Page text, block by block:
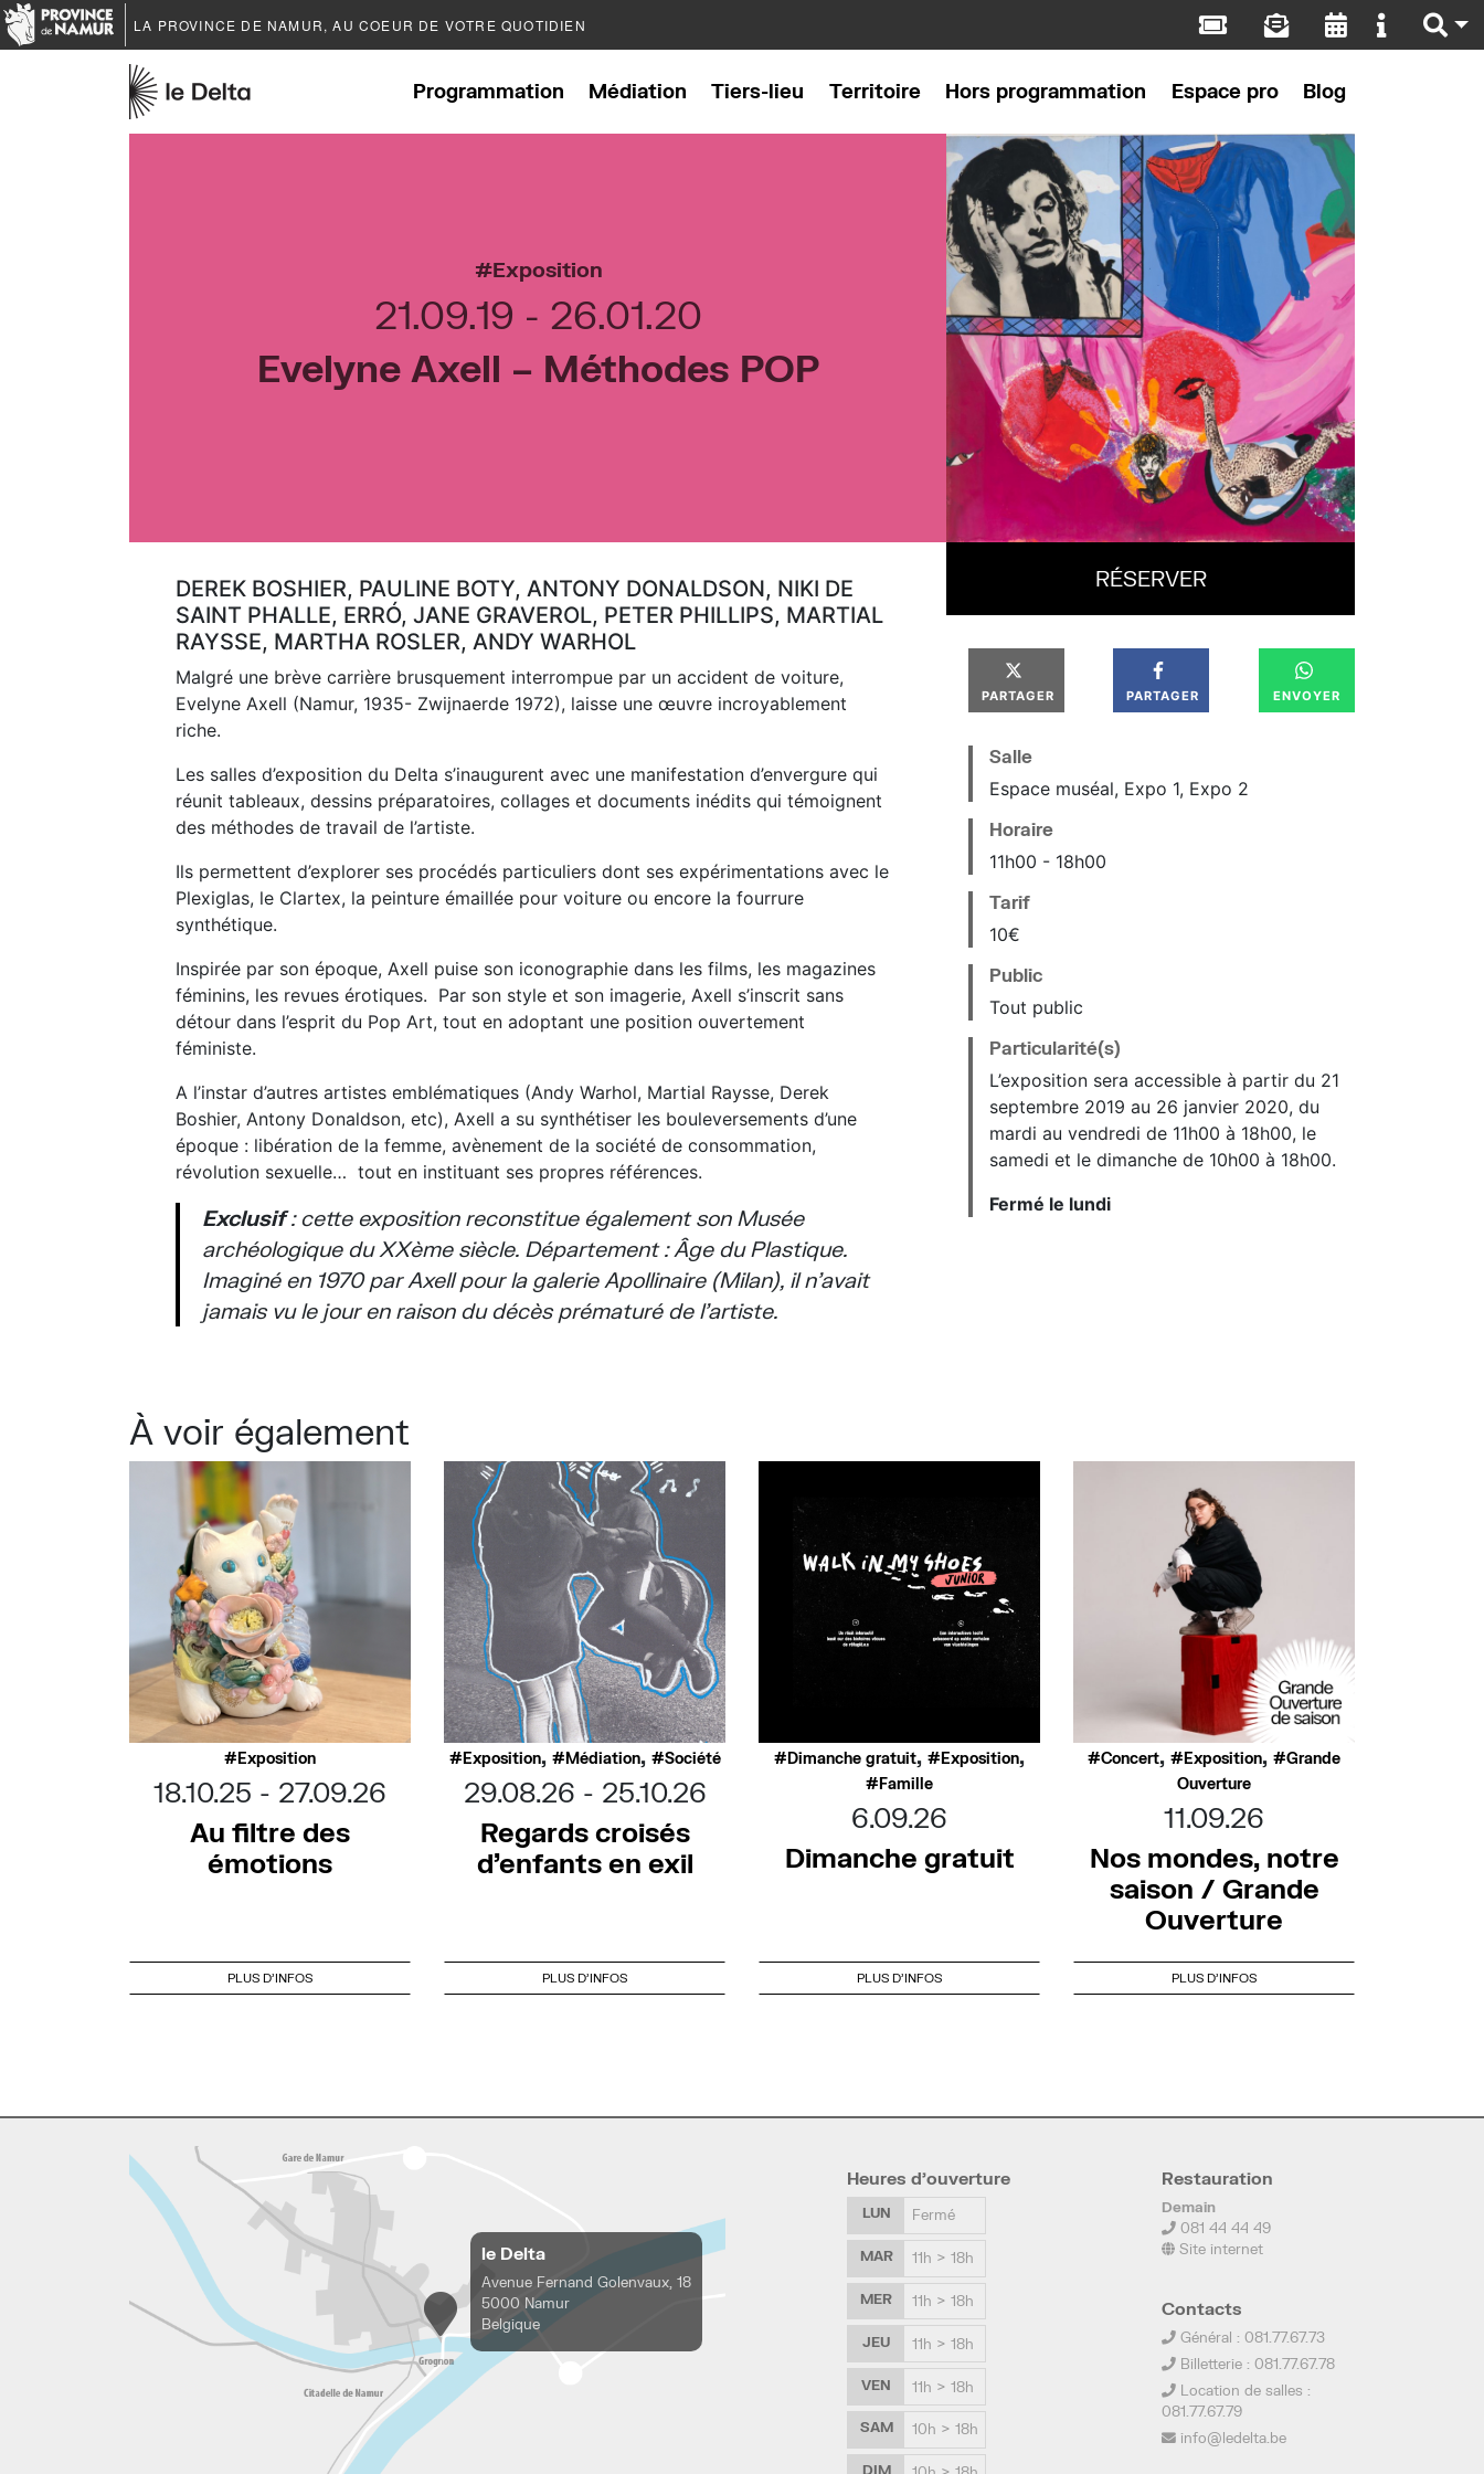
LA PROVINCE DE NAMUR, AU COEUR DE VOTRE QUOTIDIEN
Programmation Médiation Tiers-lieu Territoire Hors programmation Espace pro Blog
Exposition
21.09.19
26.01.20
Evelyne Axell – Méthodes POP
DEREK BOSHIER, PAULINE BOTY, ANTONY DONALDSON, NIKI DE
SAINT PHALLE, ERRÓ, JANE GRAVEROL, PETER PHILLIPS, MARTIAL
RAYSSE, MARTHA ROSLER, ANDY WARHOL
Malgré une brève carrière brusquement interrompue par un accident de voiture,
Evelyne Axell (Namur, 1935- Zwijnaerde 1972), laisse une œuvre incroyablement
riche.
Les salles d’exposition du Delta s’inaugurent avec une manifestation d’envergure qui
réunit tableaux, dessins préparatoires, collages et documents inédits qui témoignent
des méthodes de travail de l’artiste.
Ils permettent d’explorer ses procédés particuliers dont ses expérimentations avec le
Plexiglas, le Clartex, la peinture émaillée pour voiture ou encore la fourrure
synthétique.
Inspirée par son époque, Axell puise son iconographie dans les films, les magazines
féminins, les revues érotiques. Par son style et son imagerie, Axell s’inscrit sans
détour dans l’esprit du Pop Art, tout en adoptant une position ouvertement
féministe.
A l’instar d’autres artistes emblématiques (Andy Warhol, Martial Raysse, Derek
Boshier, Antony Donaldson, etc), Axell a su synthétiser les bouleversements d’une
époque : libération de la femme, avènement de la société de consommation,
révolution sexuelle… tout en instituant ses propres références.
Exclusif: cette exposition reconstitue également son Musée
archéologique du XXème siècle. Département : Âge du Plastique.
Imaginé en 1970 par Axell pour la galerie Apollinaire (Milan), il n’avait
jamais vu le jour en raison du décès prématuré de l’artiste.
RÉSERVER
PARTAGER PARTAGER ENVOYER
Salle
Espace muséal, Expo 1, Expo 2
Horaire
11h00 18h00
Tarif
10€
Public
Tout public
Particularité(s)
L’exposition sera accessible à partir du 21
septembre 2019 au 26 janvier 2020, du
mardi au vendredi de 11h00 à 18h00, le
samedi et le dimanche de 10h00 à 18h00.
Fermé le lundi
À voir également
Exposition
18.10.25
27.09.26
Au filtre des
émotions
PLUS D'INFOS
Exposition, Médiation, Société
29.08.26
25.10.26
Regards croisés
d’enfants en exil
PLUS D'INFOS
Dimanche gratuit, Exposition,
Famille
6.09.26
Dimanche gratuit
PLUS D'INFOS
Concert, Exposition,
Grande
Ouverture
11.09.26
Nos mondes, notre
saison / Grande
Ouverture
PLUS D'INFOS
le Delta
Avenue Fernand Golenvaux, 18
5000 Namur
Belgique
Heures d’ouverture
LUN Fermé
MAR 11h > 18h
MER 11h > 18h
JEU 11h > 18h
VEN 11h > 18h
SAM 10h > 18h
DIM
Restauration
Demain
081 44 44 49
Site internet
Contacts
Général : 081.77.67.73
Billetterie : 081.77.67.78
Location de salles :
081.77.67.79
info@ledelta.be